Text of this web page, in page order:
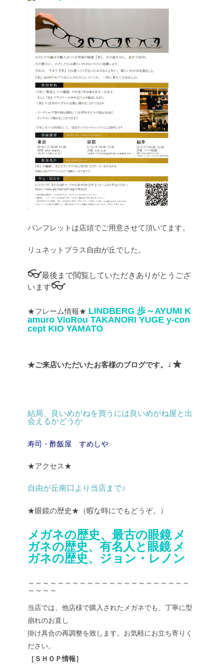
パンフレットは店頭でご用意させて頂いてます。
リュネットプラス自由が丘でした。
👓最後まで閲覧していただきありがとうござ
います👓
★フレーム情報★ LINDBERG 歩～AYUMI K
amuro VioRou TAKANORI YUGE y-con
cept KIO YAMATO
★ご来店いただいたお客様のブログです。 ↓★
結局、良いめがねを買うには良いめがね屋と出
会えるかどうか
寿司・酢飯屋 すめしや
★アクセス★
自由が丘南口より当店まで♪
★眼鏡の歴史★（暇な時にでもどうぞ。）
メガネの歴史、最古の眼鏡 メ
ガネの歴史、有名人と眼鏡 メ
ガネの歴史、ジョン・レノン
～～～～～～～～～～～～～～～～～～～～～～
～～～～
当店では、他店様で購入されたメガネでも、丁寧に型
崩れのお直し
掛け具合の再調整を致します。お気軽にお立ち寄りく
ださい。
［ＳＨＯＰ情報］